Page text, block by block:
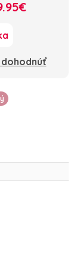
dohodnúť